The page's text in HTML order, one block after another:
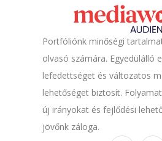
Portfóliónk minőségi
olvasó számára. Egyedülálló
lefedettséget és változatos
lehetőséget biztosít.
új irányokat és fejlődési
jövőnk záloga.